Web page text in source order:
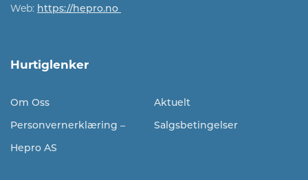
Web: https://hepro.no
Hurtiglenker
Om Oss
Aktuelt
Personvernerklæring –
Hepro AS
Salgsbetingelser